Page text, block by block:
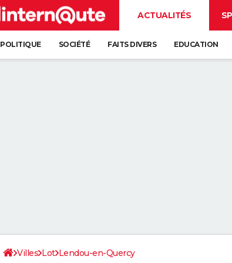
ACTUALITÉS
POLITIQUE SOCIÉTÉ FAITS DIVERS EDUCATION
Villes Lot Lendou-en-Quercy